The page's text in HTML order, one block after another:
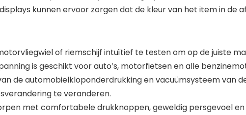
kunnen ervoor zorgen dat de kleur van het item in de
of riemschijf intuïtief te testen om op de juiste
is geschikt voor auto’s, motorfietsen en alle
de automobielkloponderdrukking en vacuümsysteem van
te veranderen.
met comfortabele drukknoppen, geweldig persgevoel